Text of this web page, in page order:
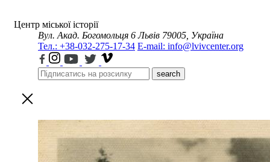
Центр міської історії
Вул. Акад. Богомольця 6 Львів 79005, Україна
Тел.: +38-032-275-17-34 E-mail: info@lvivcenter.org
search